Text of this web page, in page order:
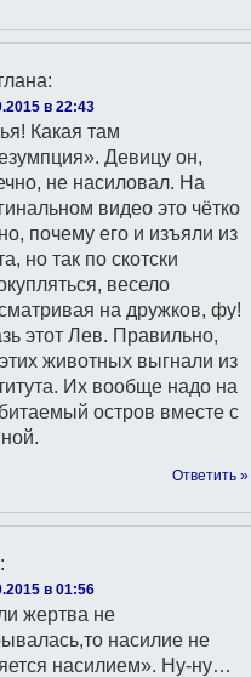
:
в 22:43
Какая там
Девицу он,
не насиловал. На
видео это чётко
почему его и изъяли из
но так по скотски
весело
на дружков, фу!
этот Лев. Правильно,
животных выгнали из
Их вообще надо на
остров вместе с
Ответить »
:
в 01:56
жертва не
насилие не
насилием». Ну-ну…